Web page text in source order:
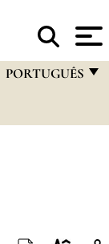
PORTUGUÊS